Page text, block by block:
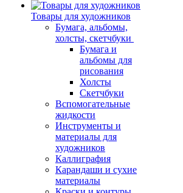
Товары для художников
Бумага, альбомы,
холсты, скетчбуки
Бумага и
альбомы для
рисования
Холсты
Скетчбуки
Вспомогательные
жидкости
Инструменты и
материалы для
художников
Каллиграфия
Карандаши и сухие
материалы